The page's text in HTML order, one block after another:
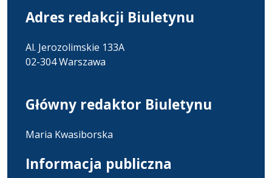
Adres redakcji Biuletynu
Al. Jerozolimskie 133A
02-304 Warszawa
Główny redaktor Biuletynu
Maria Kwasiborska
Informacja publiczna